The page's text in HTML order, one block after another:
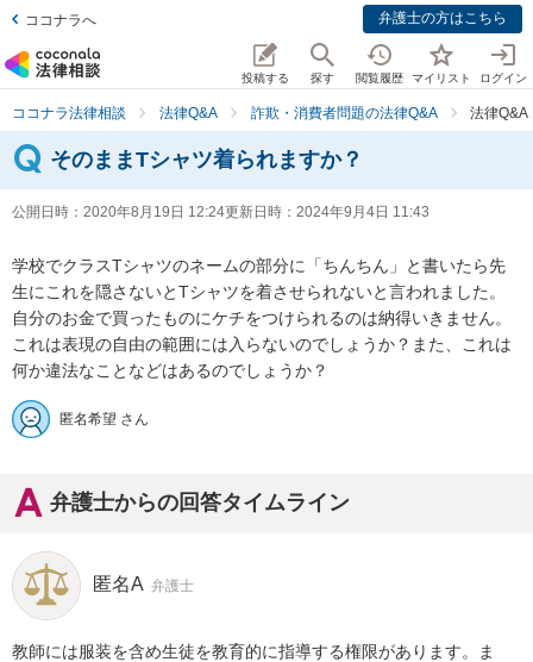
ココナラへ 弁護士の方はこちら
投稿する 探す 閲覧履歴 マイリスト ログイン
ココナラ法律相談 法律Q&A 詐欺・消費者問題の法律Q&A 法律Q&A
そのままTシャツ着られますか？
公開日時： 2020年8月19日 12:24更新日時： 2024年9月4日 11:43
学校でクラスTシャツのネームの部分に「ちんちん」と書いたら先
生にこれを隠さないとTシャツを着させられないと言われました。
自分のお金で買ったものにケチをつけられるのは納得いきません。
これは表現の自由の範囲には入らないのでしょうか？また、これは
何か違法なことなどはあるのでしょうか？
匿名希望 さん
弁護士からの回答タイムライン
匿名A 弁護士
教師には服装を含め生徒を教育的に指導する権限があります。ま